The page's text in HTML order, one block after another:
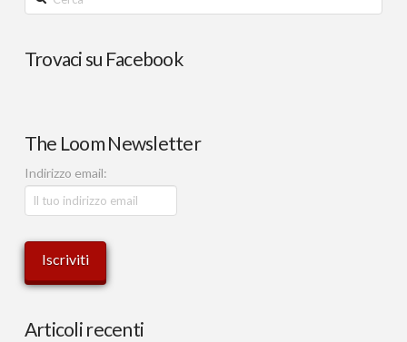
Trovaci su Facebook
The Loom Newsletter
Indirizzo email:
Articoli recenti